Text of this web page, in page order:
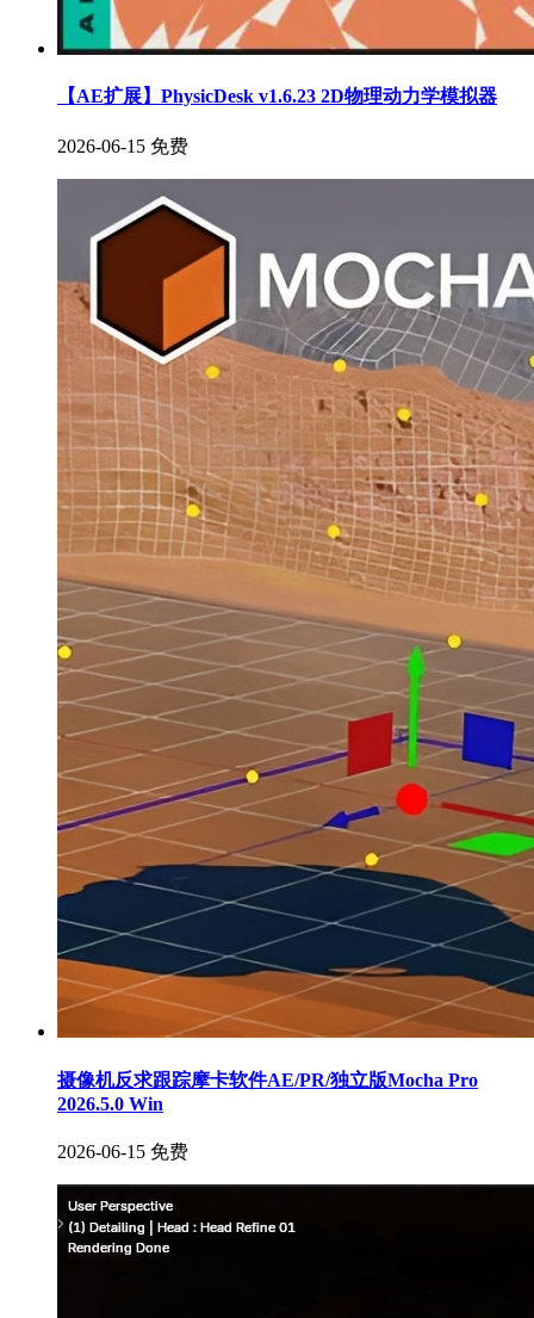
【AE扩展】PhysicDesk v1.6.23 2D物理动力学模拟器
2026-06-15 免费
摄像机反求跟踪摩卡软件AE/PR/独立版Mocha Pro
2026.5.0 Win
2026-06-15 免费